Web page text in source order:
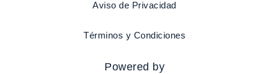
Aviso de Privacidad
Términos y Condiciones
Powered by